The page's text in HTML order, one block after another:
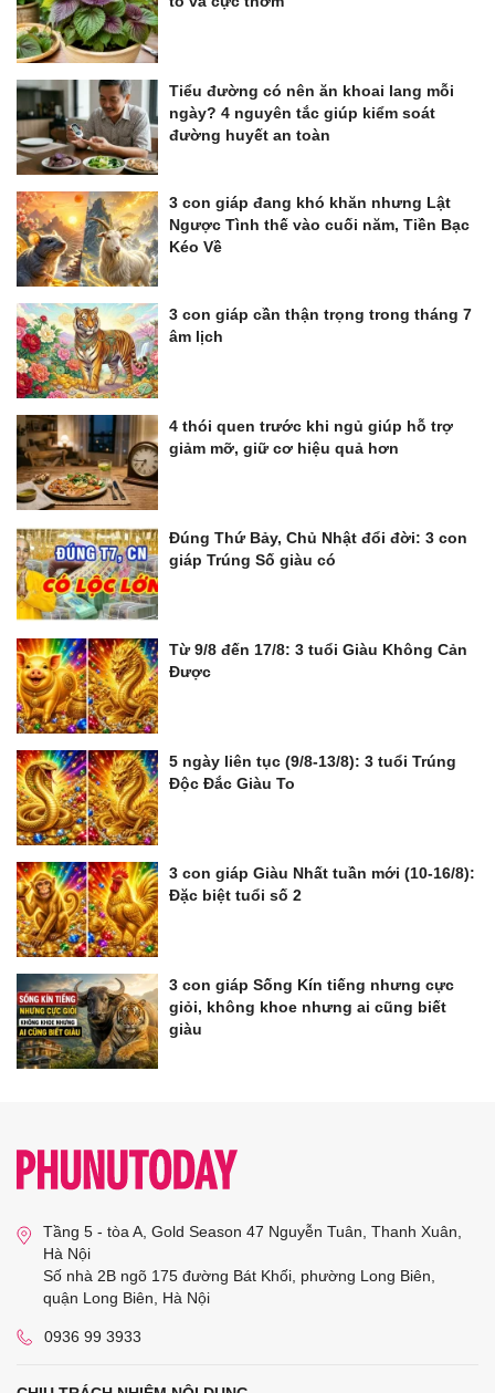
Tiểu đường có nên ăn khoai lang mỗi
ngày? 4 nguyên tắc giúp kiểm soát
đường huyết an toàn
3 con giáp đang khó khăn nhưng Lật
Ngược Tình thế vào cuối năm, Tiền Bạc
Kéo Về
3 con giáp cần thận trọng trong tháng 7
âm lịch
4 thói quen trước khi ngủ giúp hỗ trợ
giảm mỡ, giữ cơ hiệu quả hơn
Đúng Thứ Bảy, Chủ Nhật đổi đời: 3 con
giáp Trúng Số giàu có
Từ 9/8 đến 17/8: 3 tuổi Giàu Không Cản
Được
5 ngày liên tục (9/8-13/8): 3 tuổi Trúng
Độc Đắc Giàu To
3 con giáp Giàu Nhất tuần mới (10-16/8):
Đặc biệt tuổi số 2
3 con giáp Sống Kín tiếng nhưng cực
giỏi, không khoe nhưng ai cũng biết
giàu
Tầng 5 - tòa A, Gold Season 47 Nguyễn Tuân, Thanh Xuân,
Hà Nội
Số nhà 2B ngõ 175 đường Bát Khối, phường Long Biên,
quận Long Biên, Hà Nội
0936 99 3933